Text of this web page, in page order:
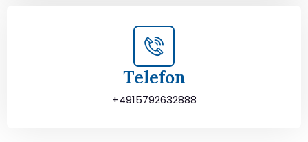
Telefon
+4915792632888